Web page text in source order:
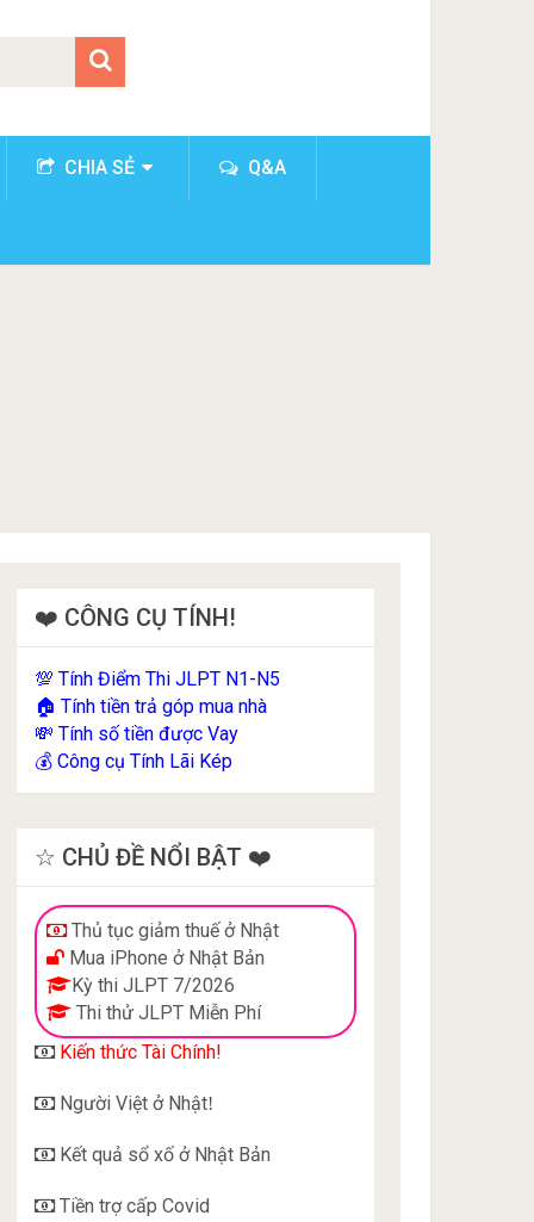
CHIA SẺ Q&A
❤️ CÔNG CỤ TÍNH!
💯Tính Điểm Thi JLPT N1-N5
🏠Tính tiền trả góp mua nhà
💸Tính số tiền được Vay
💰Công cụ Tính Lãi Kép
☆ CHỦ ĐỀ NỔI BẬT ❤️
Thủ tục giảm thuế ở Nhật
Mua iPhone ở Nhật Bản
Kỳ thi JLPT 7/2026
Thi thử JLPT Miễn Phí
Kiến thức Tài Chính!
Người Việt ở Nhật!
Kết quả sổ xố ở Nhật Bản
Tiền trợ cấp Covid